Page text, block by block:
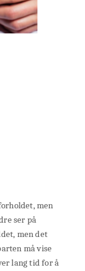
men
ser på
men det
må vise
lang tid for å